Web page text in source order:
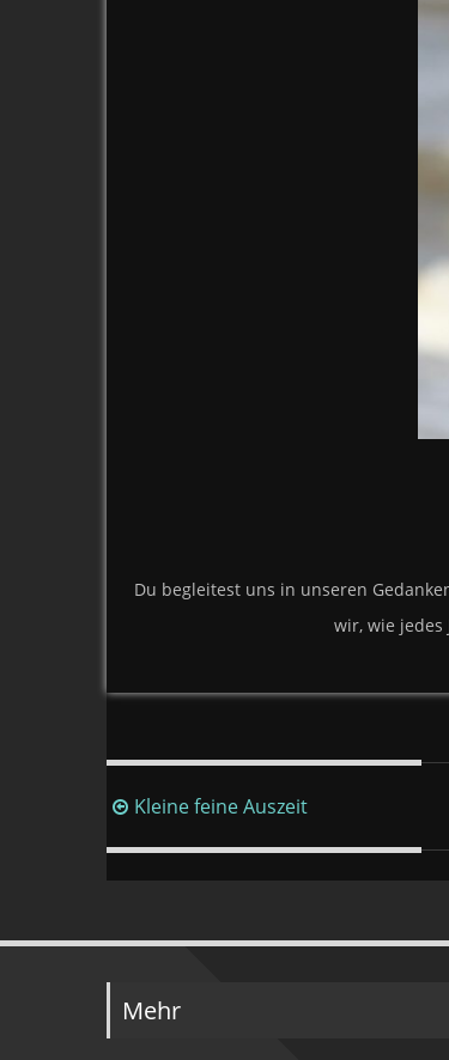
Du begleitest uns in unseren
wir, wie jedes
Beitragsnavigation
Kleine feine Auszeit
Mehr